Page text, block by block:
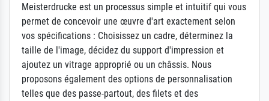
Meisterdrucke est un processus simple et intuitif qui vous
permet de concevoir une œuvre d'art exactement selon
vos spécifications : Choisissez un cadre, déterminez la
taille de l'image, décidez du support d'impression et
ajoutez un vitrage approprié ou un châssis. Nous
proposons également des options de personnalisation
telles que des passe-partout, des filets et des